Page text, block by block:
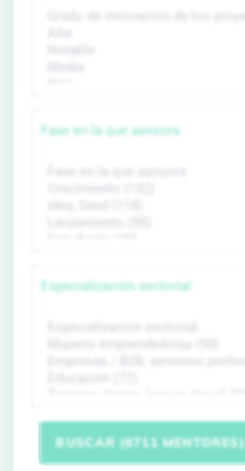
Fase en la que asesora
Especialización sectorial
BUSCAR (6711 MENTORES)